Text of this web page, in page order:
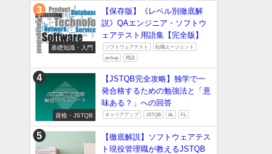
基礎知識・入門
【保存版】《レベル別徹底解
説》QAエンジニア・ソフトウ
ェアテスト用語集【完全版】
ソフトウェアテスト 転職エージェント
pickup 用語
資格・JSTQB
【JSTQB完全攻略】独学で一
発合格するための勉強法と「意
味ある？」への回答
キャリアアップ JSTQB AL FL
【徹底解説】ソフトウェアテス
ト現役管理職が教えるJSTQB